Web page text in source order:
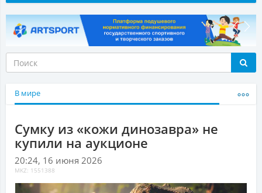
В мире
Сумку из «кожи динозавра» не
купили на аукционе
20:24, 16 июня 2026
MKZ: 1551388